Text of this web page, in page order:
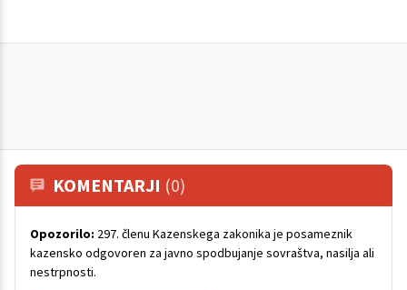
KOMENTARJI (0)
Opozorilo: 297. členu Kazenskega zakonika je posameznik
kazensko odgovoren za javno spodbujanje sovraštva, nasilja ali
nestrpnosti.